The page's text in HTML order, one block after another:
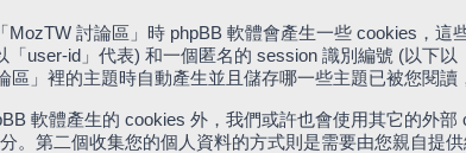
討論區」時 phpBB 軟體會產生一些 cookies，這
user-id」代表) 和一個匿名的 session 識別編號 (以下
」裡的主題時自動產生並且儲存哪一些主題已被您閱讀
軟體產生的 cookies 外，我們或許也會使用其它的外
。第二個收集您的個人資料的方式則是需要由您親自提